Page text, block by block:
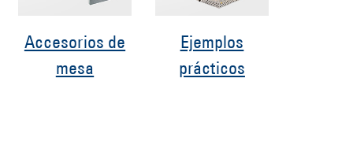
Accesorios de
mesa
Ejemplos
prácticos